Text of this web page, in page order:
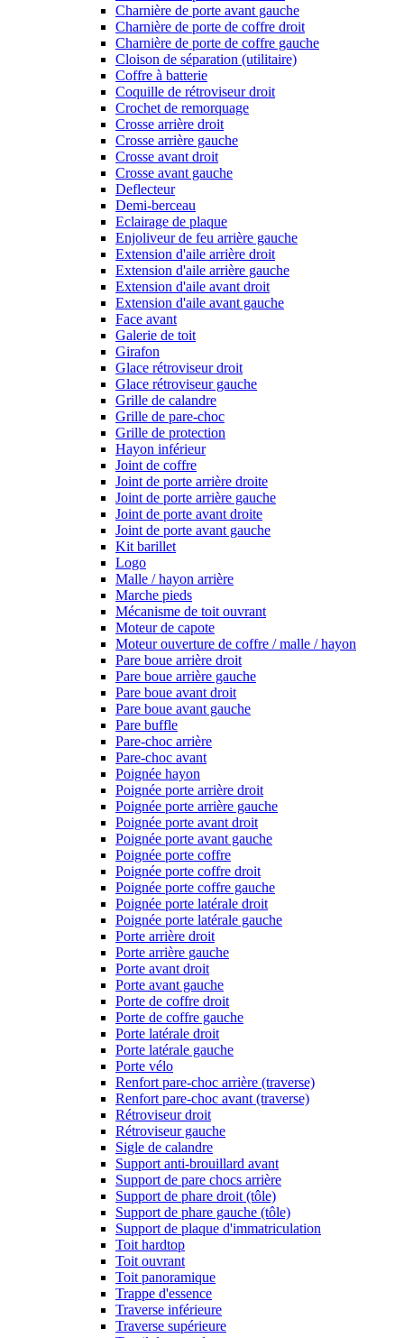
Charnière de porte avant gauche
Charnière de porte de coffre droit
Charnière de porte de coffre gauche
Cloison de séparation (utilitaire)
Coffre à batterie
Coquille de rétroviseur droit
Crochet de remorquage
Crosse arrière droit
Crosse arrière gauche
Crosse avant droit
Crosse avant gauche
Deflecteur
Demi-berceau
Eclairage de plaque
Enjoliveur de feu arrière gauche
Extension d'aile arrière droit
Extension d'aile arrière gauche
Extension d'aile avant droit
Extension d'aile avant gauche
Face avant
Galerie de toit
Girafon
Glace rétroviseur droit
Glace rétroviseur gauche
Grille de calandre
Grille de pare-choc
Grille de protection
Hayon inférieur
Joint de coffre
Joint de porte arrière droite
Joint de porte arrière gauche
Joint de porte avant droite
Joint de porte avant gauche
Kit barillet
Logo
Malle / hayon arrière
Marche pieds
Mécanisme de toit ouvrant
Moteur de capote
Moteur ouverture de coffre / malle / hayon
Pare boue arrière droit
Pare boue arrière gauche
Pare boue avant droit
Pare boue avant gauche
Pare buffle
Pare-choc arrière
Pare-choc avant
Poignée hayon
Poignée porte arrière droit
Poignée porte arrière gauche
Poignée porte avant droit
Poignée porte avant gauche
Poignée porte coffre
Poignée porte coffre droit
Poignée porte coffre gauche
Poignée porte latérale droit
Poignée porte latérale gauche
Porte arrière droit
Porte arrière gauche
Porte avant droit
Porte avant gauche
Porte de coffre droit
Porte de coffre gauche
Porte latérale droit
Porte latérale gauche
Porte vélo
Renfort pare-choc arrière (traverse)
Renfort pare-choc avant (traverse)
Rétroviseur droit
Rétroviseur gauche
Sigle de calandre
Support anti-brouillard avant
Support de pare chocs arrière
Support de phare droit (tôle)
Support de phare gauche (tôle)
Support de plaque d'immatriculation
Toit hardtop
Toit ouvrant
Toit panoramique
Trappe d'essence
Traverse inférieure
Traverse supérieure